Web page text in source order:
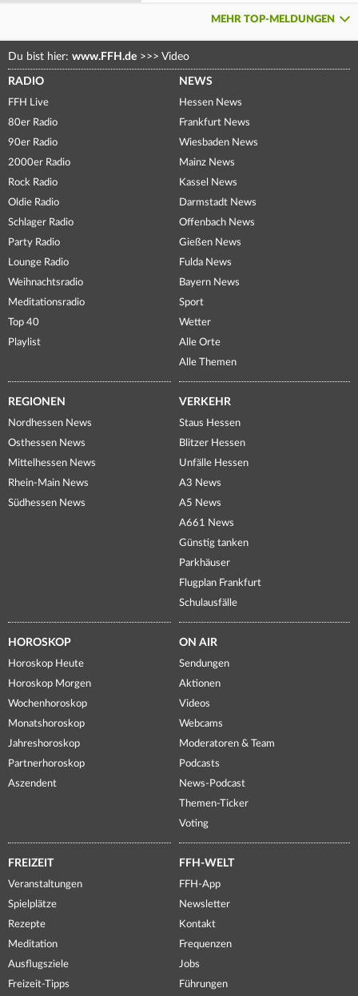
MEHR TOP-MELDUNGEN
Du bist hier: www.FFH.de >>> Video
RADIO
FFH Live
80er Radio
90er Radio
2000er Radio
Rock Radio
Oldie Radio
Schlager Radio
Party Radio
Lounge Radio
Weihnachtsradio
Meditationsradio
Top 40
Playlist
NEWS
Hessen News
Frankfurt News
Wiesbaden News
Mainz News
Kassel News
Darmstadt News
Offenbach News
Gießen News
Fulda News
Bayern News
Sport
Wetter
Alle Orte
Alle Themen
REGIONEN
Nordhessen News
Osthessen News
Mittelhessen News
Rhein-Main News
Südhessen News
VERKEHR
Staus Hessen
Blitzer Hessen
Unfälle Hessen
A3 News
A5 News
A661 News
Günstig tanken
Parkhäuser
Flugplan Frankfurt
Schulausfälle
HOROSKOP
Horoskop Heute
Horoskop Morgen
Wochenhoroskop
Monatshoroskop
Jahreshoroskop
Partnerhoroskop
Aszendent
ON AIR
Sendungen
Aktionen
Videos
Webcams
Moderatoren & Team
Podcasts
News-Podcast
Themen-Ticker
Voting
FREIZEIT
Veranstaltungen
Spielplätze
Rezepte
Meditation
Ausflugsziele
Freizeit-Tipps
FFH-WELT
FFH-App
Newsletter
Kontakt
Frequenzen
Jobs
Führungen